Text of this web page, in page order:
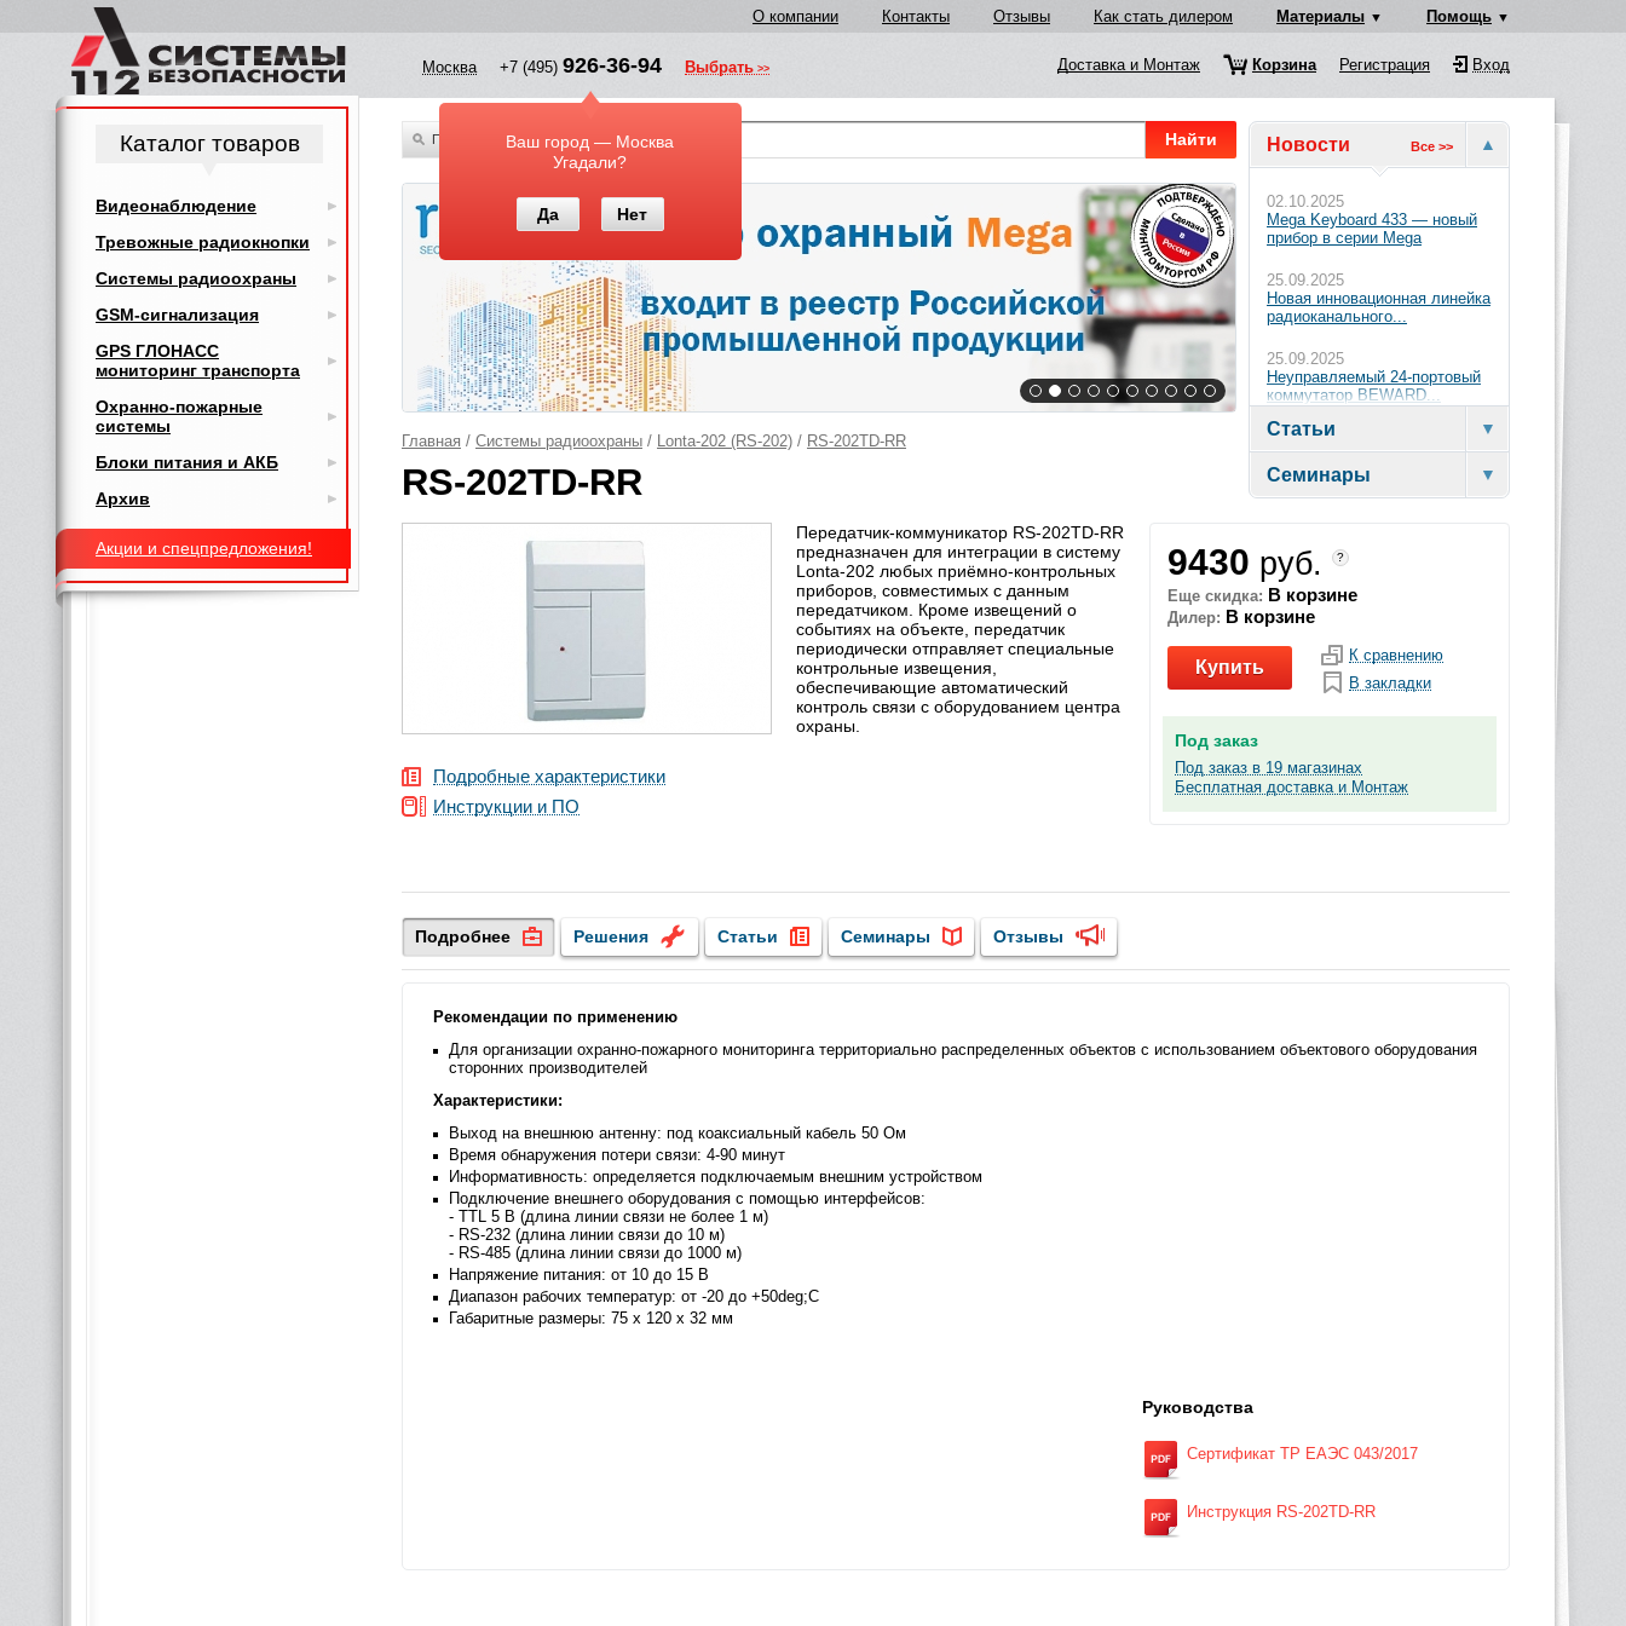
О компании Контакты Отзывы Как стать дилером Материалы Помощь
Москва +7 (495) 926-36-94
Ваш город — Москва
Угадали?
Да Нет
Выбрать Доставка и Монтаж Корзина Регистрация Вход
Новости Все >>
02.10.2025
Mega Keyboard 433 — новый
прибор в серии Mega
25.09.2025
Новая инновационная линейка
радиоканального...
25.09.2025
Неуправляемый 24-портовый
коммутатор BEWARD...
Статьи
Семинары
По всему каталогу Найти
Главная / Системы радиоохраны / Lonta-202 (RS-202) / RS-202TD-RR
RS-202TD-RR
9430 руб. ?
Еще скидка: В корзине
Дилер: В корзине
Купить
К сравнению
В закладки
Под заказ
Под заказ в 19 магазинах
Бесплатная доставка и Монтаж
Передатчик-коммуникатор RS-202TD-RR
предназначен для интеграции в систему
Lonta-202 любых приёмно-контрольных
приборов, совместимых с данным
передатчиком. Кроме извещений о
событиях на объекте, передатчик
периодически отправляет специальные
контрольные извещения,
обеспечивающие автоматический
контроль связи с оборудованием центра
охраны.
Подробные характеристики
Инструкции и ПО
Подробнее Решения Статьи Семинары Отзывы
Рекомендации по применению
Для организации охранно-пожарного мониторинга территориально распределенных объектов с использованием объектового оборудования
сторонних производителей
Характеристики:
Выход на внешнюю антенну: под коаксиальный кабель 50 Ом
Время обнаружения потери связи: 4-90 минут
Информативность: определяется подключаемым внешним устройством
Подключение внешнего оборудования с помощью интерфейсов:
- TTL 5 В (длина линии связи не более 1 м)
- RS-232 (длина линии связи до 10 м)
- RS-485 (длина линии связи до 1000 м)
Напряжение питания: от 10 до 15 В
Диапазон рабочих температур: от -20 до +50deg;С
Габаритные размеры: 75 х 120 x 32 мм
Руководства
Сертификат ТР ЕАЭС 043/2017
Инструкция RS-202TD-RR
Каталог товаров
Видеонаблюдение
Тревожные радиокнопки
Системы радиоохраны
GSM-сигнализация
GPS ГЛОНАСС
мониторинг транспорта
Охранно-пожарные
системы
Блоки питания и АКБ
Архив
Акции и спецпредложения!